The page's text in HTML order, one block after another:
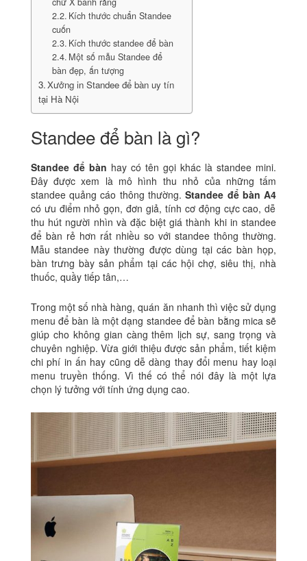
Kích thước chuẩn Standee
cuốn
Kích thước standee để bàn
Một số mẫu Standee để
bàn đẹp, ấn tượng
Xưởng in Standee để bàn uy tín
tại Hà Nội
Standee để bàn là gì?
Standee để bàn hay có tên gọi khác là standee mini.
Đây được xem là mô hình thu nhỏ của những tấm
standee quảng cáo thông thường.Standee để bàn A4
có ưu điểm nhỏ gọn, đơn giả, tính cơ động cực cao, dễ
thu hút người nhìn và đặc biệt giá thành khi in standee
để bàn rẻ hơn rất nhiều so với standee thông thường.
Mẫu standee này thường được dùng tại các bàn họp,
bàn trưng bày sản phẩm tại các hội chợ, siêu thị, nhà
thuốc, quầy tiếp tân,…
Trong một số nhà hàng, quán ăn nhanh thì việc sử dụng
menu để bàn là một dạng standee để bàn bằng mica sẽ
giúp cho không gian càng thêm lịch sự, sang trọng và
chuyên nghiệp. Vừa giới thiệu được sản phẩm, tiết kiệm
chi phí in ấn hay cũng dễ dàng thay đổi menu hay loại
menu truyền thống. Vì thế có thể nói đây là một lựa
chọn lý tưởng với tính ứng dụng cao.